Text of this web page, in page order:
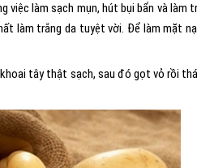
làm sạch mụn, hút bụi bẩn và làm
làm trắng da tuyệt vời. Để làm mặt
tây thật sạch, sau đó gọt vỏ rồi